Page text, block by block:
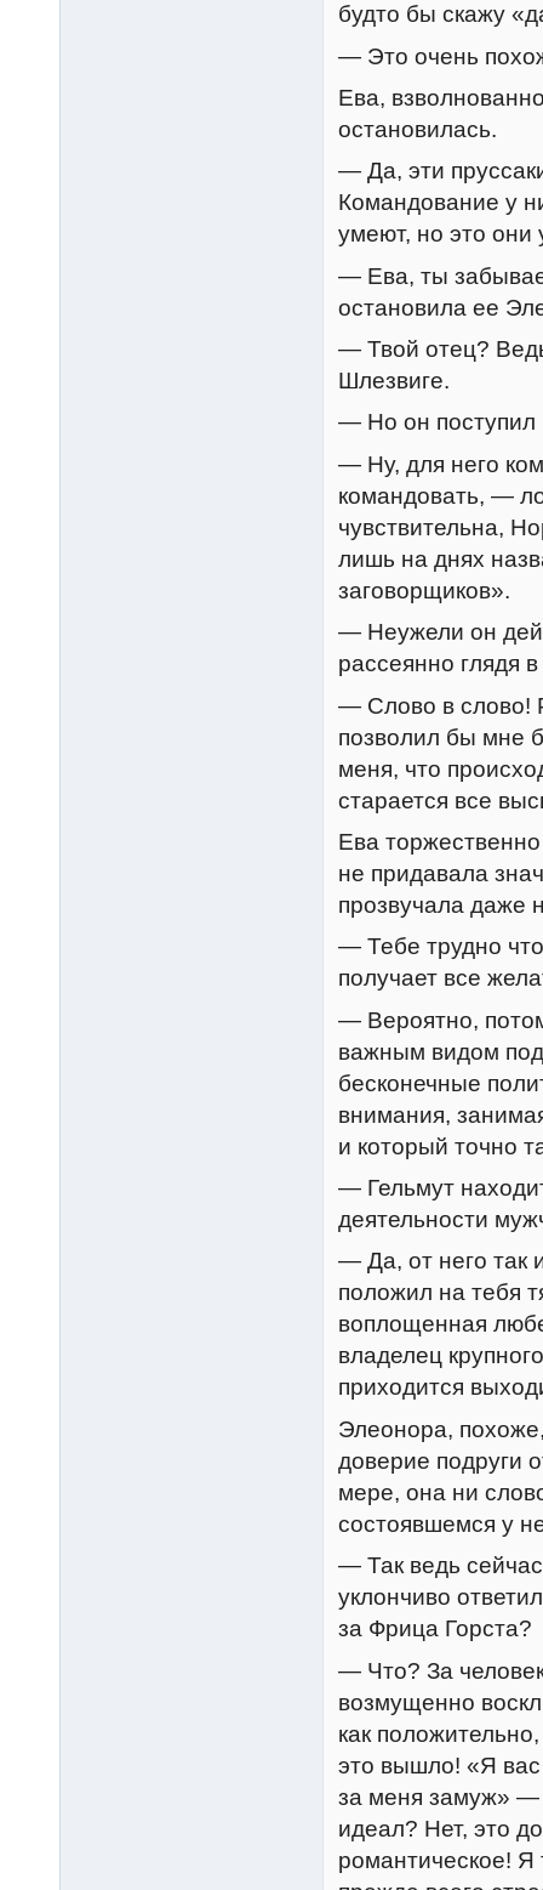
будто бы скажу
— Это очень
Ева,
остановилась.
— Да, эти
Командование у
умеют, но это они
— Ева, ты
остановила ее
— Твой отец?
Шлезвиге.
— Но он поступил
— Ну, для него
командовать, —
чувствительна,
лишь на днях
заговорщиков».
— Неужели он
рассеянно глядя в
— Слово в слово!
позволил бы мне
меня, что
старается все
Ева
не придавала
прозвучала даже
— Тебе трудно
получает все
— Вероятно,
важным видом
бесконечные
внимания,
и который точно
— Гельмут
деятельности
— Да, от него так
положил на тебя
воплощенная
владелец
приходится
Элеонора,
доверие подруги
мере, она ни
состоявшемся у
— Так ведь
уклончиво
за Фрица Горста?
— Что? За
возмущенно
как
это вышло! «Я
за меня замуж» —
идеал? Нет, это
романтическое! Я